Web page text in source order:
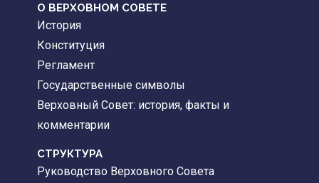
О ВЕРХОВНОМ СОВЕТЕ
История
Конституция
Регламент
Государственные символы
Верховный Совет: история, факты и
комментарии
CТРУКТУРА
Руководство Верховного Совета